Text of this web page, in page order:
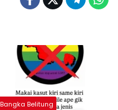
Bangka Belitung